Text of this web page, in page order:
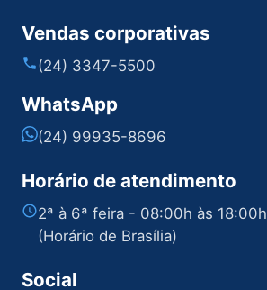
Vendas corporativas
(24) 3347-5500
WhatsApp
(24) 99935-8696
Horário de atendimento
2ª à 6ª feira - 08:00h às 18:00h
(Horário de Brasília)
Social